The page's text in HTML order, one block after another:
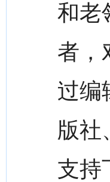
和老
者，
过编
版社
支持